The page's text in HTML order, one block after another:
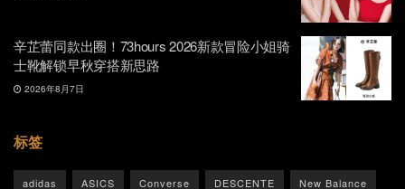
辛芷蕾同款出圈！73hours 2026新款冒险小姐骑
士靴解锁早秋穿搭新思路
2026年8月7日
标签
adidas ASICS Converse DESCENTE New Balance